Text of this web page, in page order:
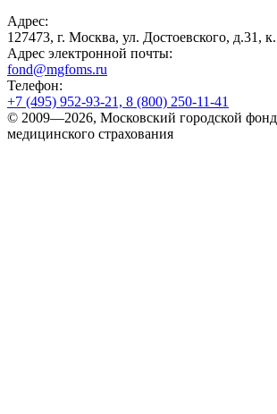
Адрес:
127473, г. Москва, ул. Достоевского, д.31,
Адрес электронной почты:
fond@mgfoms.ru
Телефон:
+7 (495) 952-93-21, 8 (800) 250-11-41
© 2009—2026, Московский городской фонд
медицинского страхования